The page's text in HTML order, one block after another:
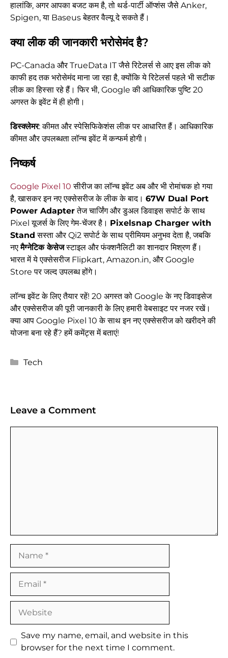
हालांकि, अगर आपका बजट कम है, तो थर्ड-पार्टी ऑप्शंस जैसे Anker,
Spigen, या Baseus बेहतर वैल्यू दे सकते हैं।
क्या लीक की जानकारी भरोसेमंद है?
PC-Canada और TrueData IT जैसे रिटेलर्स से आए इस लीक को
काफी हद तक भरोसेमंद माना जा रहा है, क्योंकि ये रिटेलर्स पहले भी सटीक
लीक का हिस्सा रहे हैं। फिर भी, Google की आधिकारिक पुष्टि 20
अगस्त के इवेंट में ही होगी।
डिस्क्लेमर: कीमत और स्पेसिफिकेशंस लीक पर आधारित हैं। आधिकारिक
कीमत और उपलब्धता लॉन्च इवेंट में कन्फर्म होगी।
निष्कर्ष
Google Pixel 10 सीरीज का लॉन्च इवेंट अब और भी रोमांचक हो गया
है, खासकर इन नए एक्सेसरीज के लीक के बाद। 67W Dual Port
Power Adapterतेज चार्जिंग और डुअल डिवाइस सपोर्ट के साथ
Pixel यूजर्स के लिए गेम-चेंजर है। Pixelsnap Charger with
Stand सस्ता और Qi2 सपोर्ट के साथ प्रीमियम अनुभव देता है, जबकि
नएमैग्नेटिक केसेजस्टाइल और फंक्शनैलिटी का शानदार मिश्रण हैं।
भारत में ये एक्सेसरीज Flipkart, Amazon.in, और Google
Store पर जल्द उपलब्ध होंगे।
लॉन्च इवेंट के लिए तैयार रहें! 20 अगस्त को Google के नए डिवाइसेज
और एक्सेसरीज की पूरी जानकारी के लिए हमारी वेबसाइट पर नजर रखें।
क्या आप Google Pixel 10 के साथ इन नए एक्सेसरीज को खरीदने की
योजना बना रहे हैं? हमें कमेंट्स में बताएं!
Categories
Tech
Leave a Comment
Save my name, email, and website in this
browser for the next time I comment.